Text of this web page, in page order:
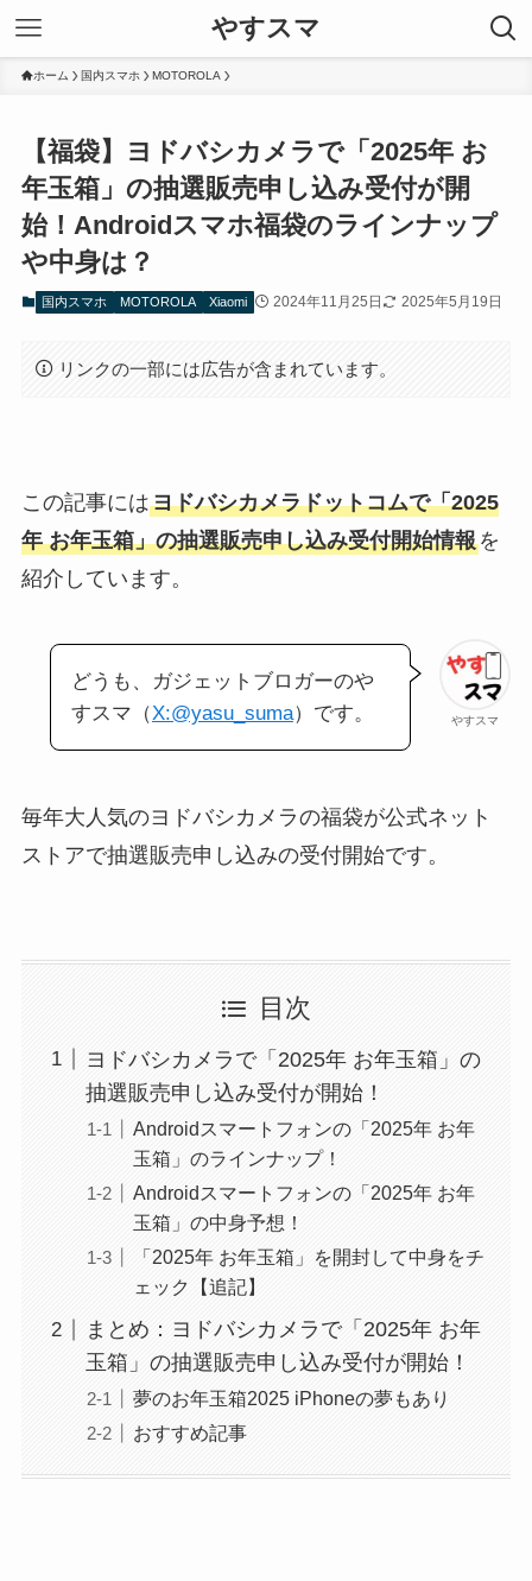
やすスマ
ホーム 国内スマホ MOTOROLA
【福袋】ヨドバシカメラで「2025年 お
年玉箱」の抽選販売申し込み受付が開
始！Androidスマホ福袋のラインナップ
や中身は？
国内スマホ MOTOROLA Xiaomi 2024年11月25日 2025年5月19日
リンクの一部には広告が含まれています。
この記事にはヨドバシカメラドットコムで「2025
年 お年玉箱」の抽選販売申し込み受付開始情報を
紹介しています。
やすスマ
どうも、ガジェットブロガーのや
すスマ（X:@yasu_suma）です。
毎年大人気のヨドバシカメラの福袋が公式ネット
ストアで抽選販売申し込みの受付開始です。
目次
ヨドバシカメラで「2025年 お年玉箱」の
抽選販売申し込み受付が開始！
Androidスマートフォンの「2025年 お年
玉箱」のラインナップ！
Androidスマートフォンの「2025年 お年
玉箱」の中身予想！
「2025年 お年玉箱」を開封して中身をチ
ェック【追記】
まとめ：ヨドバシカメラで「2025年 お年
玉箱」の抽選販売申し込み受付が開始！
夢のお年玉箱2025 iPhoneの夢もあり
おすすめ記事